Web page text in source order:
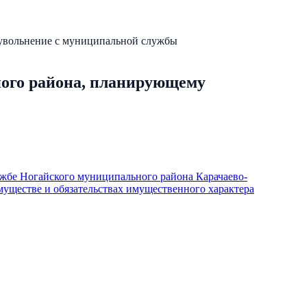
с муниципальной службы
района, планирующему
Ногайского муниципального района Карачаево-
и обязательствах имущественного характера